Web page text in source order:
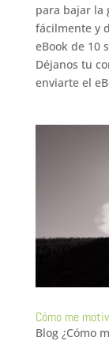
para bajar la
fácilmente y
eBook de 10
Déjanos tu
enviarte el
Cómo me
Blog ¿Cómo